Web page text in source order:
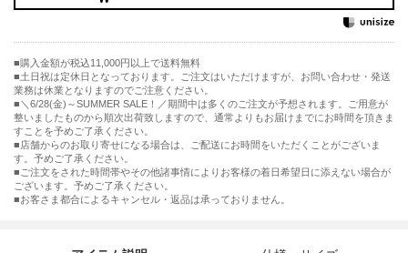
購入金額が税込11,000円以上で送料無料
土日祝は定休日となっております。ご注文はいただけますが、お問い合わせ・発送
業務は休業となりますのでご注意ください。
■＼6/28(金)～SUMMER SALE！／期間中は多くのご注文が予想されます。ご用意が
整いましたものから順次出荷致しますので、通常よりもお届けまでにお時間を頂きま
すことを予めご了承ください。
■店舗からのお取り寄せになる場合は、ご配送にお時間をいただくことがございま
す。予めご了承ください。
■ご注文をされた時間帯やその他諸事情によりお客様の着日希望日に添えない場合が
ございます。予めご了承ください。
■お客さま都合によるキャンセル・返品は承っておりません。